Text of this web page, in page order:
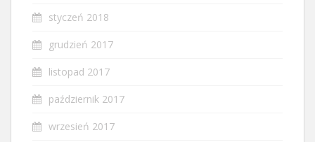
styczeń 2018
grudzień 2017
listopad 2017
październik 2017
wrzesień 2017